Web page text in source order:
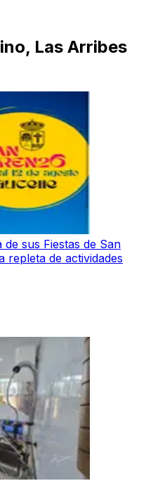
Las Arribes
sus Fiestas de San
repleta de actividades